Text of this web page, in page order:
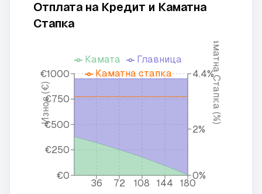
Отплата на Кредит и Каматна
Стапка
36 72 108 144 180
€0
€250
€500
€750
€1000
Износ (€)
0%
2%
4.4%Каматна Стапка (%)
Камата
Главница
Каматна стапка